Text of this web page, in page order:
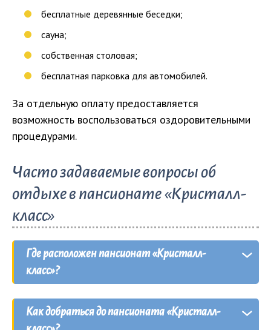
бесплатные деревянные беседки;
сауна;
собственная столовая;
бесплатная парковка для автомобилей.
За отдельную оплату предоставляется
возможность воспользоваться оздоровительными
процедурами.
Часто задаваемые вопросы об
отдыхе в пансионате «Кристалл-
класс»
Где расположен пансионат «Кристалл-
класс»?
Пансионат «Кристалл-класс» расположен в
курортном селеСтрогановка.
Как добраться до пансионата «Кристалл-